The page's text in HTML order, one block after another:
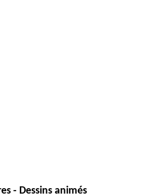
- Dessins animés